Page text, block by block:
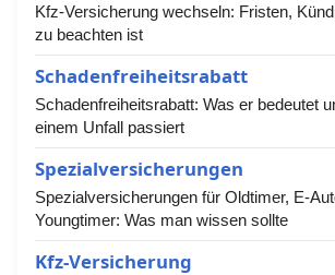
Kfz-Versicherung wechseln: Fristen,
zu beachten ist
Schadenfreiheitsrabatt
Schadenfreiheitsrabatt: Was er bedeutet
einem Unfall passiert
Spezialversicherungen
Spezialversicherungen für Oldtimer, E-
Youngtimer: Was man wissen sollte
Kfz-Versicherung